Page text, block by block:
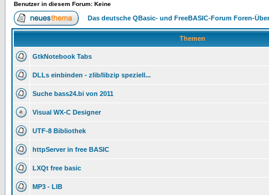
Benutzer in diesem Forum: Keine
Das deutsche QBasic- und FreeBASIC-Forum Foren-
Themen
GtkNotebook Tabs
DLLs einbinden - zlib/libzip speziell...
Suche bass24.bi von 2011
Visual WX-C Designer
UTF-8 Bibliothek
httpServer in free BASIC
LXQt free basic
MP3 - LIB